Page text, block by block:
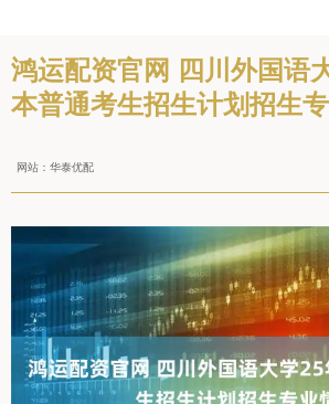
鸿运配资官网 四川外国语
本普通考生招生计划招生
网站：华泰优配